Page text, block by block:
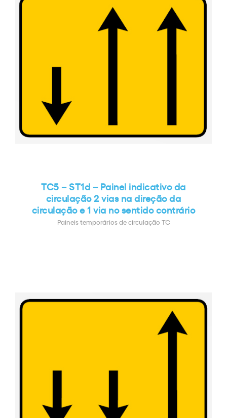
TC5 – ST1d – Painel indicativo da
circulação 2 vias na direção da
circulação e 1 via no sentido contrário
Paineis temporários de circulação TC